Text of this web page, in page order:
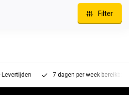
Filter
7 dagen per week bereikbaar